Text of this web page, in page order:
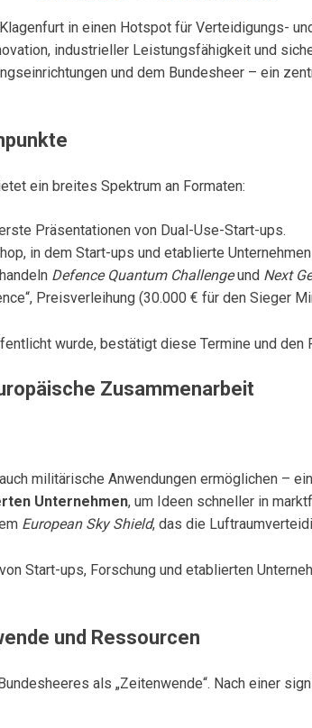
in einen Hotspot für Verteidigungs-
industrieller Leistungsfähigkeit und
und dem Bundesheer – ein
ein breites Spektrum an Formaten:
Präsentationen von Dual-Use-Start-ups.
in dem Start-ups und etablierte
Defence Quantum Challengeund Next
Preisverleihung (30.000 € für den Sieger
wurde, bestätigt diese Termine und den
Zusammenarbeit
militärische Anwendungen ermöglichen –
Unternehmen, um Ideen schneller in
European Sky Shield, das die
Start-ups, Forschung und etablierten
und Ressourcen
als „Zeitenwende“. Nach einer